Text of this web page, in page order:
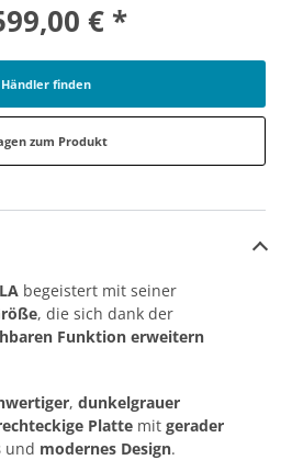
€ *
Händler finden
zum Produkt
begeistert mit seiner
, die sich dank der
Funktion erweitern
, dunkelgrauer
Platte mit gerader
und modernes Design.